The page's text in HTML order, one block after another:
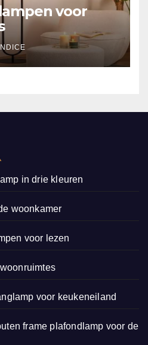
voor
in drie kleuren
woonkamer
voor lezen
voor keukeneiland
frame plafondlamp voor de